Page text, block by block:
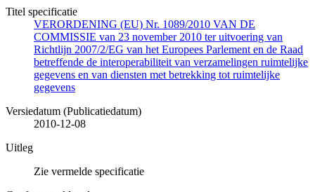
Titel specificatie
VERORDENING (EU) Nr. 1089/2010 VAN DE
COMMISSIE van 23 november 2010 ter uitvoering van
Richtlijn 2007/2/EG van het Europees Parlement en de Raad
betreffende de interoperabiliteit van verzamelingen ruimtelijke
gegevens en van diensten met betrekking tot ruimtelijke
gegevens
Versiedatum (Publicatiedatum)
2010-12-08
Uitleg
Zie vermelde specificatie